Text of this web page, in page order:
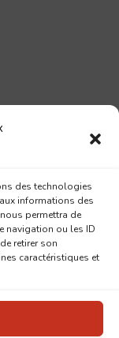
des technologies
informations des
permettra de
navigation ou les ID
retirer son
caractéristiques et